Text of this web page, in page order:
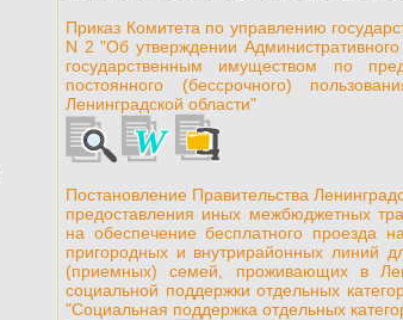
Приказ Комитета по управлению
N 2 "Об утверждении
государственным имуществом по
постоянного (бессрочного)
Ленинградской области"
Постановление Правительства
предоставления иных межбюджетных
на обеспечение бесплатного проезда
пригородных и внутрирайонных линий
(приемных) семей, проживающих в
социальной поддержки отдельных
"Социальная поддержка отдельных